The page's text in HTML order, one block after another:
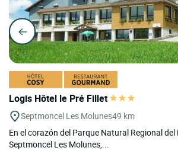
Logis Hôtel le Pré Fillet
Septmoncel Les Molunes49 km
En el corazón del Parque Natural Regional
Septmoncel Les Molunes,...